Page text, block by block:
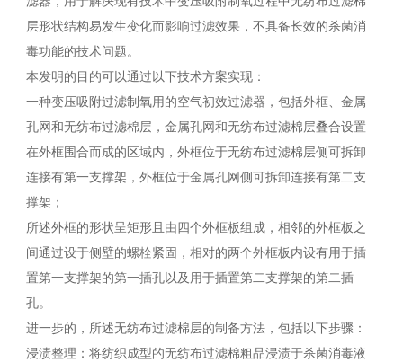
层形状结构易发生变化而影响过滤效果，不具备长效的杀菌消
毒功能的技术问题。
本发明的目的可以通过以下技术方案实现：
一种变压吸附过滤制氧用的空气初效过滤器，包括外框、金属
孔网和无纺布过滤棉层，金属孔网和无纺布过滤棉层叠合设置
在外框围合而成的区域内，外框位于无纺布过滤棉层侧可拆卸
连接有第一支撑架，外框位于金属孔网侧可拆卸连接有第二支
撑架；
所述外框的形状呈矩形且由四个外框板组成，相邻的外框板之
间通过设于侧壁的螺栓紧固，相对的两个外框板内设有用于插
置第一支撑架的第一插孔以及用于插置第二支撑架的第二插
孔。
进一步的，所述无纺布过滤棉层的制备方法，包括以下步骤：
浸渍整理：将纺织成型的无纺布过滤棉粗品浸渍于杀菌消毒液